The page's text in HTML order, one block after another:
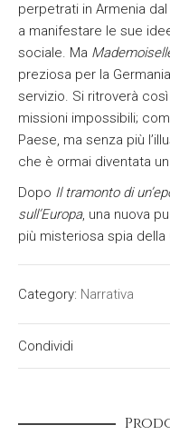
perpetrati in Armenia
a manifestare le sue
sociale. Ma
preziosa per la
servizio. Si ritroverà
missioni impossibili;
Paese, ma senza più
che è ormai diventata
Dopo Il tramonto di
sull’Europa, una nuova
più misteriosa spia della
Category: Narrativa
Condividi